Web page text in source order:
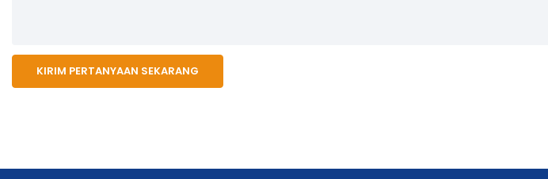
KIRIM PERTANYAAN SEKARANG